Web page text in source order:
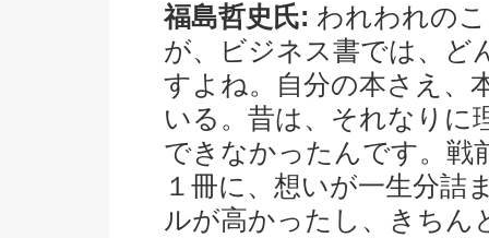
福島哲史氏: われわれの
が、ビジネス書では、ど
すよね。自分の本さえ、
いる。昔は、それなりに
できなかったんです。戦
１冊に、想いが一生分詰
ルが高かったし、きちん